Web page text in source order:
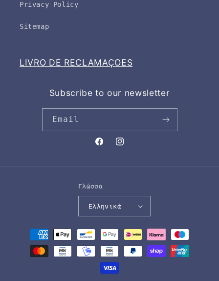
Privacy Policy
Sitemap
LIVRO DE RECLAMAÇOES
Subscribe to our newsletter
Email
FacebookInstagram
Γλώσσα
Ελληνικά
Μέθοδοι
πληρωμής